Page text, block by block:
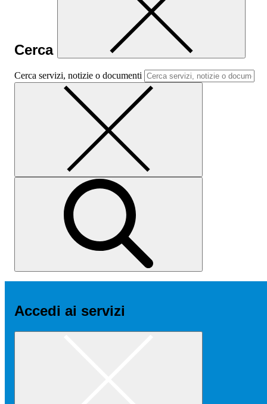
Cerca
Cerca servizi, notizie o documenti
Accedi ai servizi